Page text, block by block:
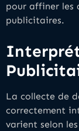
pour affiner les
publicitaires.
La collecte de
correctement
varient selon